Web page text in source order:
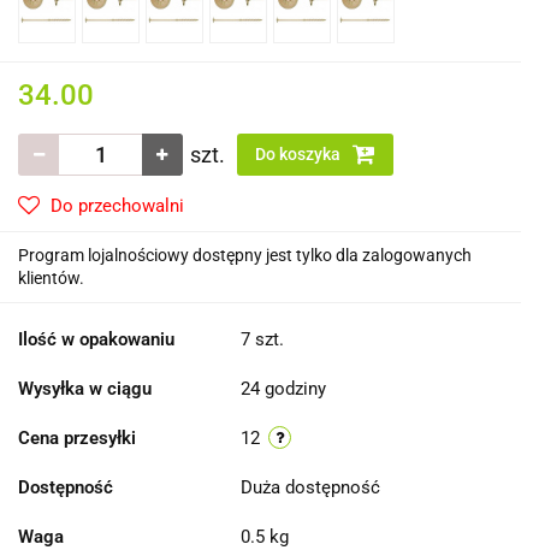
34.00
szt. Do koszyka
Do przechowalni
Program lojalnościowy dostępny jest tylko dla zalogowanych
klientów.
Ilość w opakowaniu 7 szt.
Wysyłka w ciągu 24 godziny
Cena przesyłki 12
Dostępność Duża dostępność
Waga 0.5 kg